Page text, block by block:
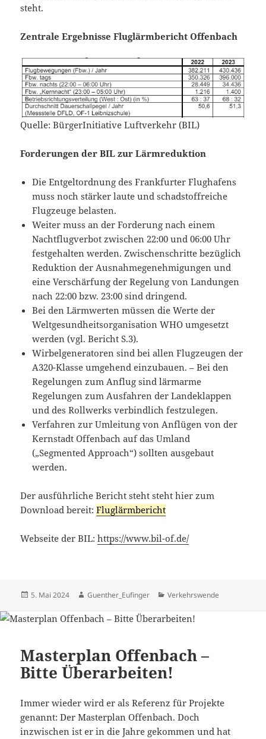
steht.
Zentrale Ergebnisse Fluglärmbericht Offenbach
Quelle: BürgerInitiative Luftverkehr (BIL)
Forderungen der BIL zur Lärmreduktion
Die Entgeltordnung des Frankfurter Flughafens
muss noch stärker laute und schadstoffreiche
Flugzeuge belasten.
Weiter muss an der Forderung nach einem
Nachtflugverbot zwischen 22:00 und 06:00 Uhr
festgehalten werden. Zwischenschritte bezüglich
Reduktion der Ausnahmegenehmigungen und
eine Verschärfung der Regelung von Landungen
nach 22:00 bzw. 23:00 sind dringend.
Bei den Lärmwerten müssen die Werte der
Weltgesundheitsorganisation WHO umgesetzt
werden (vgl. Bericht S.3).
Wirbelgeneratoren sind bei allen Flugzeugen der
A320-Klasse umgehend einzubauen. – Bei den
Regelungen zum Anflug sind lärmarme
Regelungen zum Ausfahren der Landeklappen
und des Rollwerks verbindlich festzulegen.
Verfahren zur Umleitung von Anflügen von der
Kernstadt Offenbach auf das Umland
(„Segmented Approach“) sollten ausgebaut
werden.
Der ausführliche Bericht steht steht hier zum
Download bereit:Fluglärmbericht
Webseite der BIL:https://www.bil-of.de/
Veröffentlicht
5. Mai 2024 Autor
Guenther_Eufinger Kategorien
Verkehrswende
Masterplan Offenbach –
Bitte Überarbeiten!
Immer wieder wird er als Referenz für Projekte
genannt: Der Masterplan Offenbach. Doch
inzwischen ist er in die Jahre gekommen und hat